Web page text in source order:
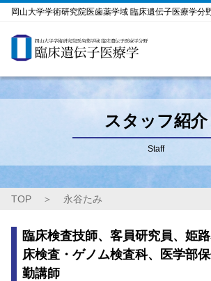
岡山大学学術研究院医歯薬学域 臨床遺伝子医療学分
スタッフ紹介
Staff
TOP ＞ 永谷たみ
臨床検査技師、客員研究員、姫
床検査・ゲノム検査科、医学部
勤講師